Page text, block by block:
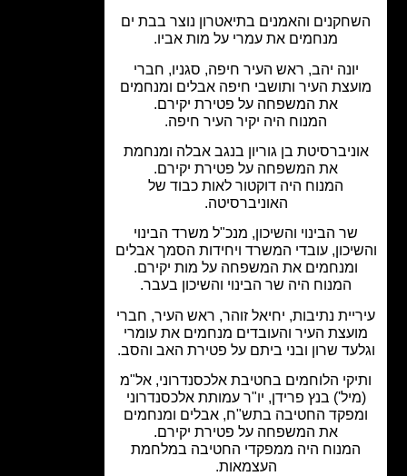
והאמנים בתיאטרון נוצר בבת ים
מנחמים את עמרי על מות אביו.
יונה יהב, ראש העיר חיפה, סגניו, חברי
העיר ותושבי חיפה אבלים ומנחמים
את המשפחה על פטירת יקירם.
המנוח היה יקיר העיר חיפה.
בן גוריון בנגב אבלה ומנחמת
את המשפחה על פטירת יקירם.
המנוח היה דוקטור לאות כבוד של
האוניברסיטה.
שר הבינוי והשיכון, מנכ"ל משרד הבינוי
עובדי המשרד ויחידות הסמך אבלים
ומנחמים את המשפחה על מות יקירם.
המנוח היה שר הבינוי והשיכון בעבר.
נתיבות, יחיאל זוהר, ראש העיר, חברי
העיר והעובדים מנחמים את עומרי
שרון ובני ביתם על פטירת האב והסב.
הלוחמים בחטיבת אלכסנדרוני, אל"מ
בנץ פרידן, יו"ר עמותת אלכסנדרוני
החטיבה בתש"ח, אבלים ומנחמים
את המשפחה על פטירת יקירם.
היה ממפקדי החטיבה במלחמת
העצמאות.